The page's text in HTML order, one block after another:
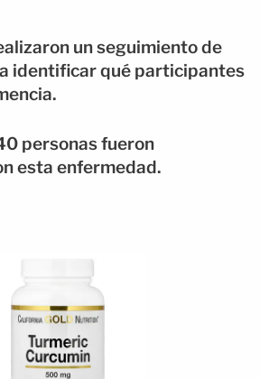
un seguimiento de
identificar qué participantes
personas fueron
esta enfermedad.